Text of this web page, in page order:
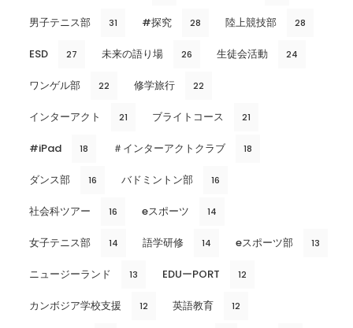
男子テニス部 31 #探究 28 陸上競技部 28
ESD 27 未来の語り場 26 生徒会活動 24
ワンゲル部 22 修学旅行 22
インターアクト 21 ブライトコース 21
#iPad 18 ＃インターアクトクラブ 18
ダンス部 16 バドミントン部 16
社会科ツアー 16 eスポーツ 14
女子テニス部 14 語学研修 14 eスポーツ部 13
ニュージーランド 13 EDUーPORT 12
カンボジア学校支援 12 英語教育 12